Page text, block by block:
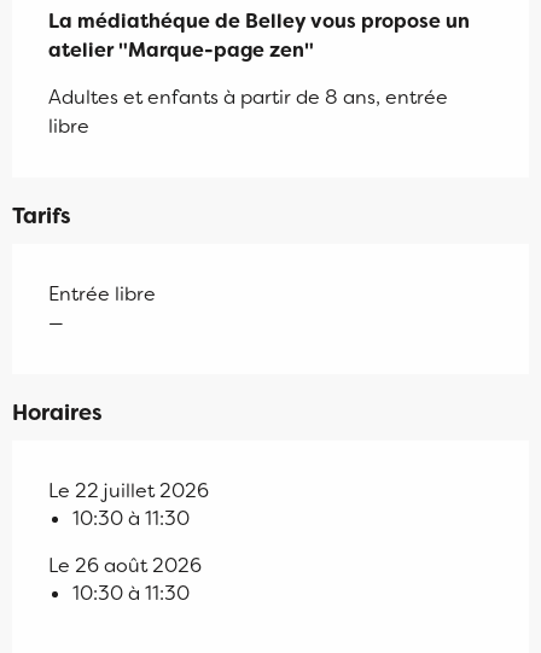
La médiathéque de Belley vous propose un
atelier "Marque-page zen"
Adultes et enfants à partir de 8 ans, entrée
libre
Tarifs
Entrée libre
—
Horaires
Le 22 juillet 2026
10:30 à 11:30
Le 26 août 2026
10:30 à 11:30